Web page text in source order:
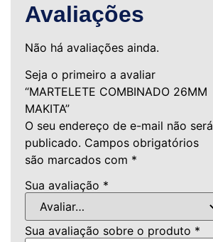
Avaliações
Não há avaliações ainda.
Seja o primeiro a avaliar
“MARTELETE COMBINADO 26MM
MAKITA”
O seu endereço de e-mail não será
publicado. Campos obrigatórios
são marcados com *
Sua avaliação *
Sua avaliação sobre o produto *